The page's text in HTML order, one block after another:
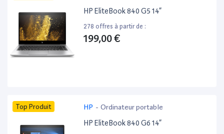
HP EliteBook 840 G5 14”
278 offres à partir de :
199,00 €
Top Produit HP - Ordinateur portable
HP EliteBook 840 G6 14”